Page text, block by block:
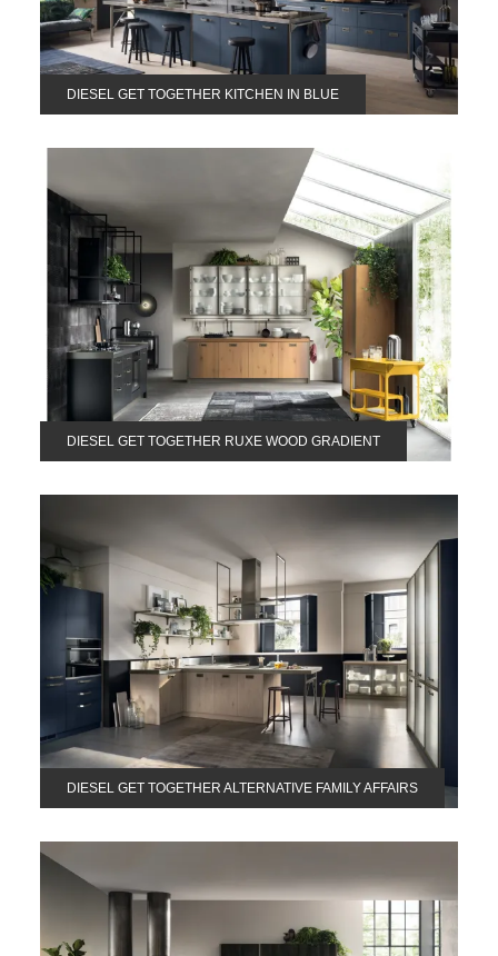
DIESEL GET TOGETHER KITCHEN IN BLUE
DIESEL GET TOGETHER RUXE WOOD GRADIENT
DIESEL GET TOGETHER ALTERNATIVE FAMILY AFFAIRS